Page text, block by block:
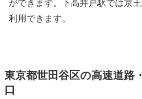
ができます。下高井戸駅では京
利用できます。
東京都世田谷区の高速道路
口